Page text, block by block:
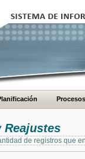
Procesos
Reajustes
de registros que